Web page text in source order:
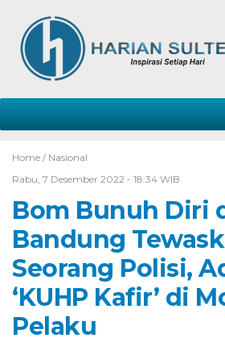
Home / Nasional
Rabu, 7 Desember 2022 - 18:34 WIB
Bom Bunuh Diri
Bandung
Seorang Polisi,
‘KUHP Kafir’ di
Pelaku